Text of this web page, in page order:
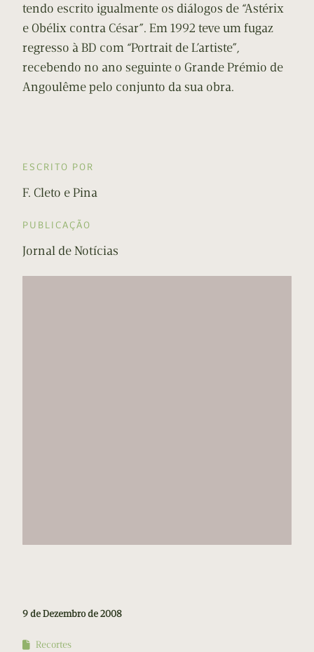
tendo escrito igualmente os diálogos de “Astérix
e Obélix contra César”. Em 1992 teve um fugaz
regresso à BD com “Portrait de L’artiste”,
recebendo no ano seguinte o Grande Prémio de
Angoulême pelo conjunto da sua obra.
ESCRITO POR
F. Cleto e Pina
PUBLICAÇÃO
Jornal de Notícias
9 de Dezembro de 2008
Recortes